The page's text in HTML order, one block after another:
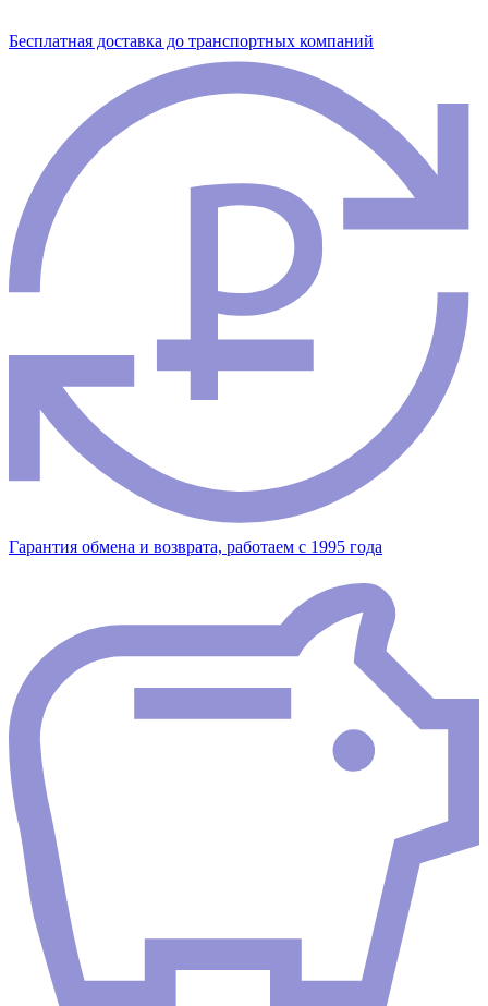
Бесплатная доставка до транспортных компаний
Гарантия обмена и возврата, работаем с 1995 года